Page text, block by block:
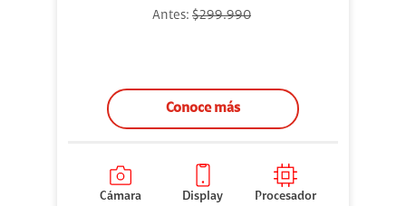
Antes: $299.990
Conoce más
Cámara
Display
Procesador